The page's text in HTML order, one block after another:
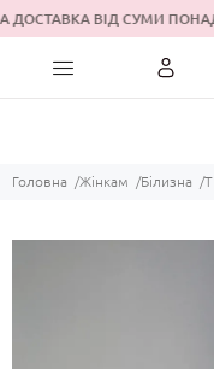
ДОСТАВКА ВІД СУМИ
Головна Жінкам Білизна